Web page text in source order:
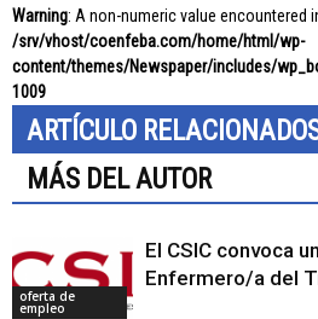
Warning: A non-numeric value encountered
/srv/vhost/coenfeba.com/home/html/wp-
content/themes/Newspaper/includes/
1009
ARTÍCULO
MÁS DEL AUTOR
oferta de
empleo
El CSIC convoca
Enfermero/a del